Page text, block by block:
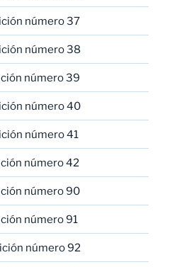
número 37
número 38
número 39
número 40
número 41
número 42
número 90
número 91
número 92